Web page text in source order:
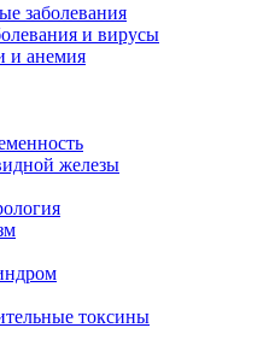
заболевания
и вирусы
и анемия
железы
токсины